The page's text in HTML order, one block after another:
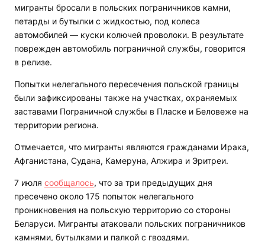
мигранты бросали в польских пограничников камни,
петарды и бутылки с жидкостью, под колеса
автомобилей — куски колючей проволоки. В результате
поврежден автомобиль пограничной службы, говорится
в релизе.
Попытки нелегального пересечения польской границы
были зафиксированы также на участках, охраняемых
заставами Пограничной службы в Пласке и Беловеже на
территории региона.
Отмечается, что мигранты являются гражданами Ирака,
Афганистана, Судана, Камеруна, Алжира и Эритреи.
7 июля сообщалось, что за три предыдущих дня
пресечено около 175 попыток нелегального
проникновения на польскую территорию со стороны
Беларуси. Мигранты атаковали польских пограничников
камнями, бутылками и палкой с гвоздями.